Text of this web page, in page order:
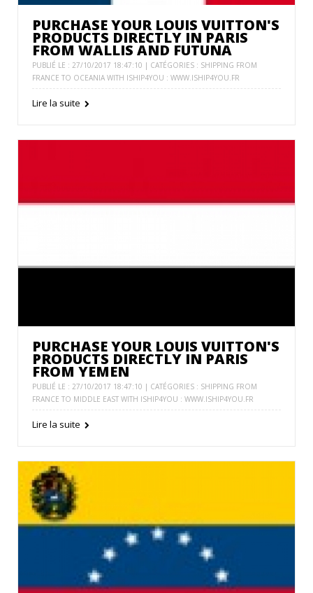
PURCHASE YOUR LOUIS VUITTON'S
PRODUCTS DIRECTLY IN PARIS
FROM WALLIS AND FUTUNA
PUBLIÉ LE : 27/10/2017 18:47:10 | CATÉGORIES : SHIPPING FROM
FRANCE TO OCEANIA WITH ISHIP4YOU : WWW.ISHIP4YOU.FR
Lire la suite
PURCHASE YOUR LOUIS VUITTON'S
PRODUCTS DIRECTLY IN PARIS
FROM YEMEN
PUBLIÉ LE : 27/10/2017 18:47:10 | CATÉGORIES : SHIPPING FROM
FRANCE TO MIDDLE EAST WITH ISHIP4YOU : WWW.ISHIP4YOU.FR
Lire la suite